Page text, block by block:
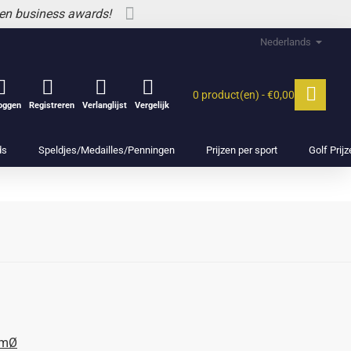
business awards!
Nederlands
Registreren Verlanglijst Vergelijk
0 product(en) - €0,00
Speldjes/Medailles/Penningen Prijzen per sport Golf